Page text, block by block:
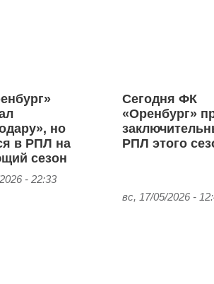
но
в РПЛ на
сезон
- 22:33
Сегодня ФК
«Оренбург»
РПЛ этого
вс, 17/05/2026 -